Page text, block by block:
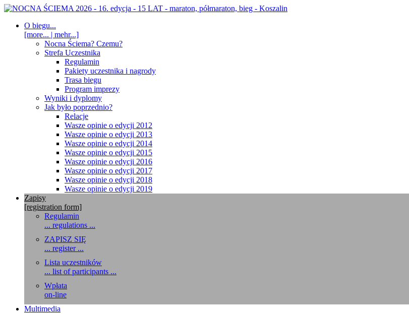
O biegu...
[more... | mehr...]
Nocna Ściema? Czemu?
Strefa Uczestnika
Regulamin
Pakiety uczestnika i nagrody
Trasa biegu
Program imprezy
Wyniki i dyplomy
Jak było poprzednio?
Relacje
Wasze opinie o edycji 2012
Wasze opinie o edycji 2013
Wasze opinie o edycji 2014
Wasze opinie o edycji 2015
Wasze opinie o edycji 2016
Wasze opinie o edycji 2017
Wasze opinie o edycji 2018
Wasze opinie o edycji 2019
Zapisy
[registration form]
Regulamin
... regulations ...
ZAPISZ SIĘ
... register ...
Lista uczestników
... list of participants ...
Wpłata
on-line
Multimedia